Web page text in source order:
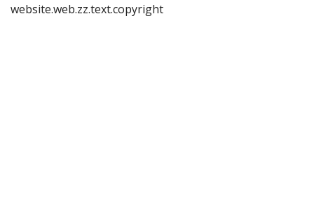
website.web.zz.text.copyright